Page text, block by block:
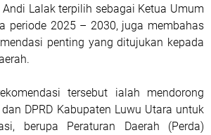
Lalak terpilih sebagai Ketua Umum
periode 2025 – 2030, juga membahas
penting yang ditujukan kepada
tersebut ialah mendorong
DPRD Kabupaten Luwu Utara untuk
berupa Peraturan Daerah (Perda)